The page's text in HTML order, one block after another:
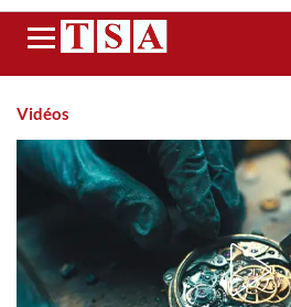
Menu
Vidéos